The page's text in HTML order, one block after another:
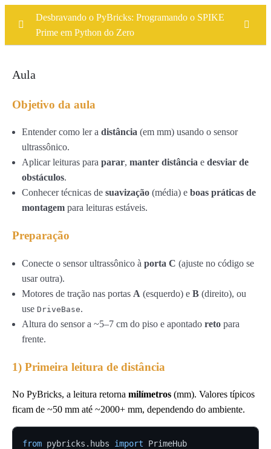
Controle de Motores
Sensor de cor (seguir linha e detectar cores)
Sensor ultrassônico (detectar distância e obstáculos)
Desbravando o PyBricks: Programando o SPIKE
Prime em Python do Zero
Aula
Objetivo da aula
Entender como ler a distância (em mm) usando o sensor
ultrassônico.
Aplicar leituras para parar, manter distância e desviar de
obstáculos.
Conhecer técnicas de suavização (média) e boas práticas de
montagem para leituras estáveis.
Preparação
Conecte o sensor ultrassônico à porta C (ajuste no código se
usar outra).
Motores de tração nas portas A (esquerdo) e B (direito), ou
use DriveBase.
Altura do sensor a ~5–7 cm do piso e apontado reto para
frente.
1) Primeira leitura de distância
No PyBricks, a leitura retorna milímetros (mm). Valores típicos
ficam de ~50 mm até ~2000+ mm, dependendo do ambiente.
from pybricks.hubs import